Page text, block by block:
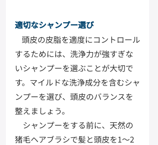
適切なシャンプー選び
頭皮の皮脂を適度にコントロール
するためには、洗浄力が強すぎな
いシャンプーを選ぶことが大切で
す。マイルドな洗浄成分を含むシャ
ンプーを選び、頭皮のバランスを
整えましょう。
シャンプーをする前に、天然の
猪毛ヘアブラシで髪と頭皮を1〜2